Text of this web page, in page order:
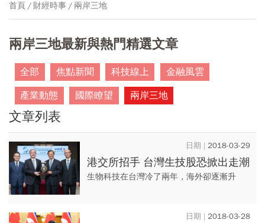
首頁 財經時事 兩岸三地
兩岸三地最新與熱門精選文章
全部 焦點新聞 科技線上
金融風雲
產業動態
國際瞭望 兩岸三地
文章列表
2018-03-29
港交所招手 台灣生技股恐掀出走潮
生物科技在台灣冷了兩年，海外卻逐漸升
台灣已走空頭兩年的生技股...
2018-03-28